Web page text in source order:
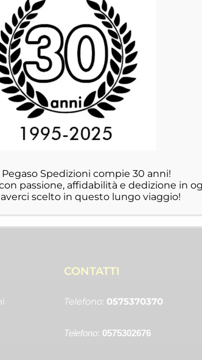
CONTATTI
Telefono: 0575370370
Telefono: 0575302676
Spedizioni compie 30 anni!
passione, affidabilità e dedizione in
averci scelto in questo lungo viaggio!